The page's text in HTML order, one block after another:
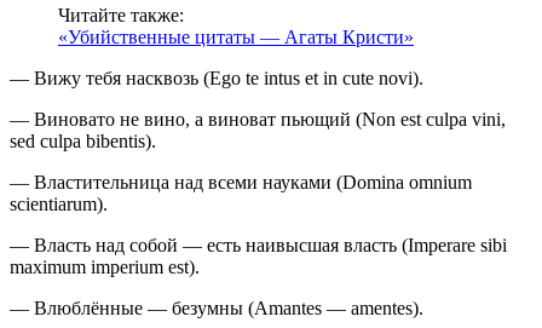
Читайте также:
«Убийственные цитаты — Агаты Кристи»
— Вижу тебя насквозь (Ego te intus et in cute novi).
— Виновато не вино, а виноват пьющий (Non est culpa vini,
sed culpa bibentis).
— Властительница над всеми науками (Domina omnium
scientiarum).
— Власть над собой — есть наивысшая власть (Imperare sibi
maximum imperium est).
— Влюблённые — безумны (Amantes — amentes).